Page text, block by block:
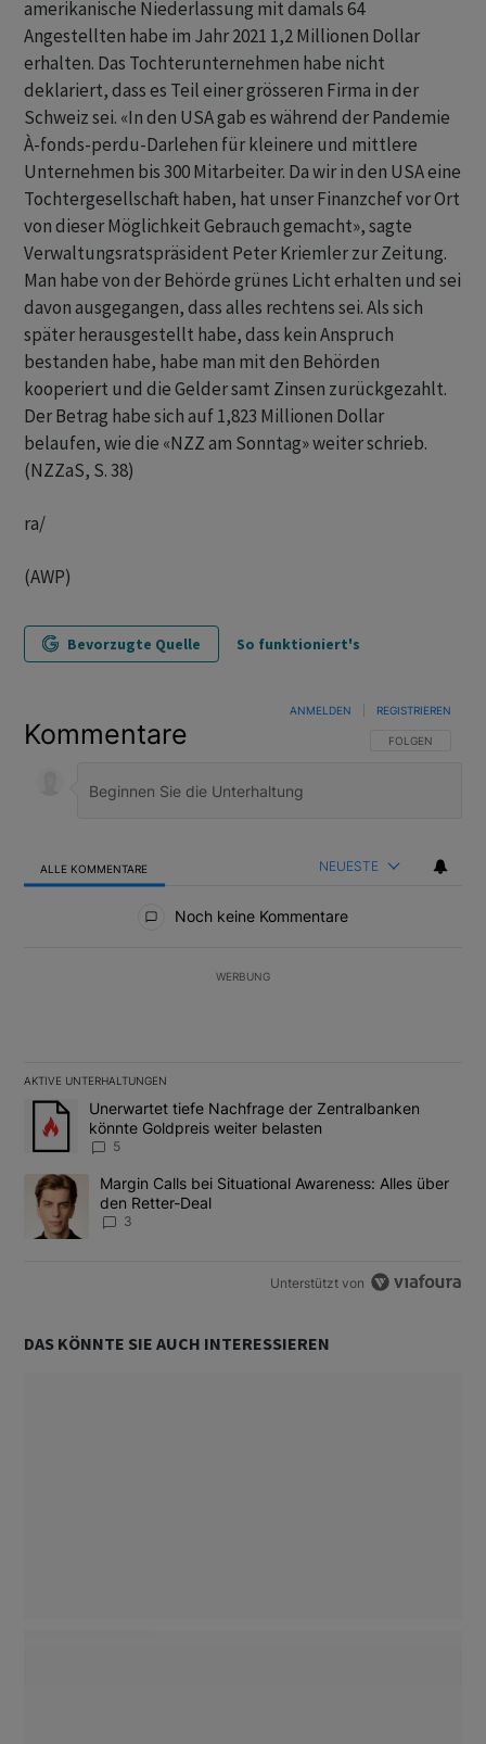
amerikanische Niederlassung mit damals 64
Angestellten habe im Jahr 2021 1,2 Millionen Dollar
erhalten. Das Tochterunternehmen habe nicht
deklariert, dass es Teil einer grösseren Firma in der
Schweiz sei. «In den USA gab es während der Pandemie
À-fonds-perdu-Darlehen für kleinere und mittlere
Unternehmen bis 300 Mitarbeiter. Da wir in den USA eine
Tochtergesellschaft haben, hat unser Finanzchef vor Ort
von dieser Möglichkeit Gebrauch gemacht», sagte
Verwaltungsratspräsident Peter Kriemler zur Zeitung.
Man habe von der Behörde grünes Licht erhalten und sei
davon ausgegangen, dass alles rechtens sei. Als sich
später herausgestellt habe, dass kein Anspruch
bestanden habe, habe man mit den Behörden
kooperiert und die Gelder samt Zinsen zurückgezahlt.
Der Betrag habe sich auf 1,823 Millionen Dollar
belaufen, wie die «NZZ am Sonntag» weiter schrieb.
(NZZaS, S. 38)
ra/
(AWP)
Bevorzugte Quelle So funktioniert's
Kommentare FOLGE DIESER
FOLGEN
ANMELDEN REGISTRIEREN
ALLE KOMMENTARE NEUESTE
Noch keine Kommentare
WERBUNG
AKTIVE UNTERHALTUNGEN
Das Folgende ist eine Liste der am meisten kommentierten
Ein Trendartikel mit dem Titel "Unerwartet tiefe Nachfrage der
Unerwartet tiefe Nachfrage der Zentralbanken
könnte Goldpreis weiter belasten
5
Ein Trendartikel mit dem Titel "Margin Calls bei Situational
Margin Calls bei Situational Awareness: Alles über
den Retter-Deal
3
Unterstützt von
DAS KÖNNTE SIE AUCH INTERESSIEREN